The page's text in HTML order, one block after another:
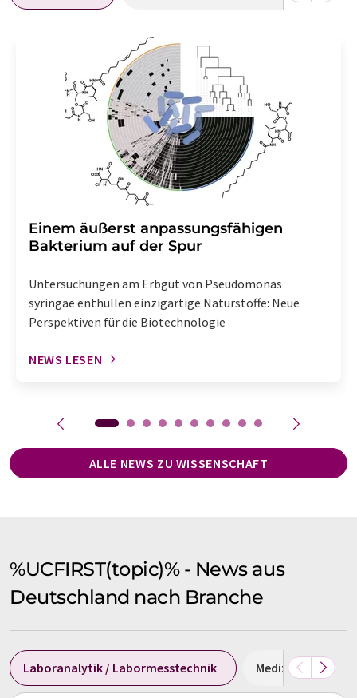
Einem äußerst anpassungsfähigen
Bakterium auf der Spur
Untersuchungen am Erbgut von Pseudomonas
syringae enthüllen einzigartige Naturstoffe: Neue
Perspektiven für die Biotechnologie
NEWS LESEN
ALLE NEWS ZU WISSENSCHAFT
%UCFIRST(topic)% - News aus
Deutschland nach Branche
Laboranalytik / Labormesstechnik Medizin